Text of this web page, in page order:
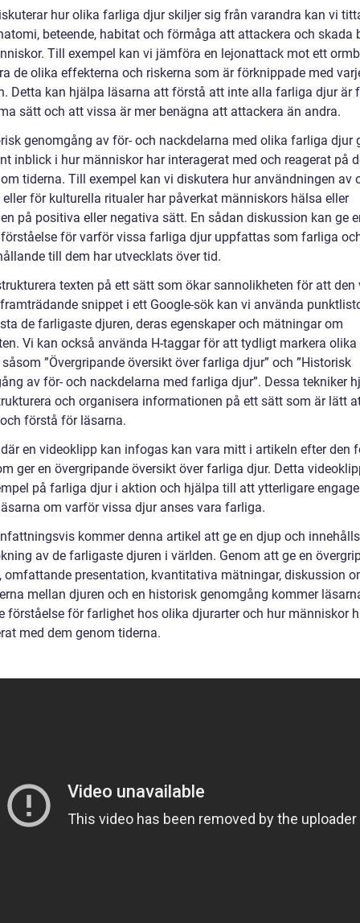
hur olika farliga djur skiljer sig från varandra kan vi
beteende, habitat och förmåga att attackera och skada
Till exempel kan vi jämföra en lejonattack mot ett
de olika effekterna och riskerna som är förknippade med
Detta kan hjälpa läsarna att förstå att inte alla farliga djur är
sätt och att vissa är mer benägna att attackera än andra.
genomgång av för- och nackdelarna med olika farliga djur
inblick i hur människor har interagerat med och reagerat på
tiderna. Till exempel kan vi diskutera hur användningen av
för kulturella ritualer har påverkat människors hälsa eller
på positiva eller negativa sätt. En sådan diskussion kan ge
för varför vissa farliga djur uppfattas som farliga
till dem har utvecklats över tid.
texten på ett sätt som ökar sannolikheten för att den
snippet i ett Google-sök kan vi använda
de farligaste djuren, deras egenskaper och mätningar om
Vi kan också använda H-taggar för att tydligt markera olika
”Övergripande översikt över farliga djur” och ”Historisk
av för- och nackdelarna med farliga djur”. Dessa tekniker
och organisera informationen på ett sätt som är lätt
förstå för läsarna.
en videoklipp kan infogas kan vara mitt i artikeln efter den
ger en övergripande översikt över farliga djur. Detta
på farliga djur i aktion och hjälpa till att ytterligare
om varför vissa djur anses vara farliga.
kommer denna artikel att ge en djup och
av de farligaste djuren i världen. Genom att ge en
omfattande presentation, kvantitativa mätningar, diskussion
mellan djuren och en historisk genomgång kommer
förståelse för farlighet hos olika djurarter och hur människor
med dem genom tiderna.